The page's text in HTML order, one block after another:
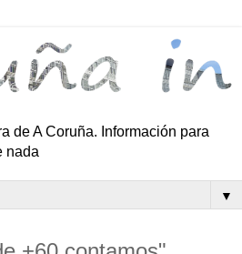
de A Coruña. Información para
nada
▼